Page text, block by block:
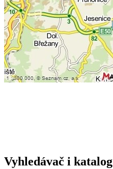
Vyhledávač i katalog